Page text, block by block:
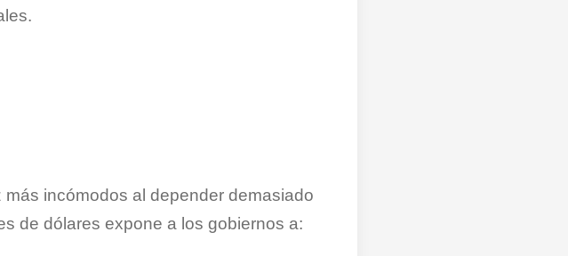
incómodos al depender demasiado
de dólares expone a los gobiernos a: